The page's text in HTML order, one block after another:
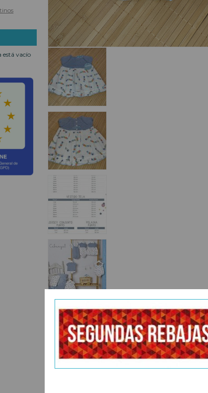
está vacío
Categoría:Vestidos|Tags:ropa-bebe-juliana
vestido-hilo-corales |Comentarios